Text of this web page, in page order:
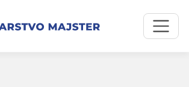
menu
lak fiber nás. 1100mm